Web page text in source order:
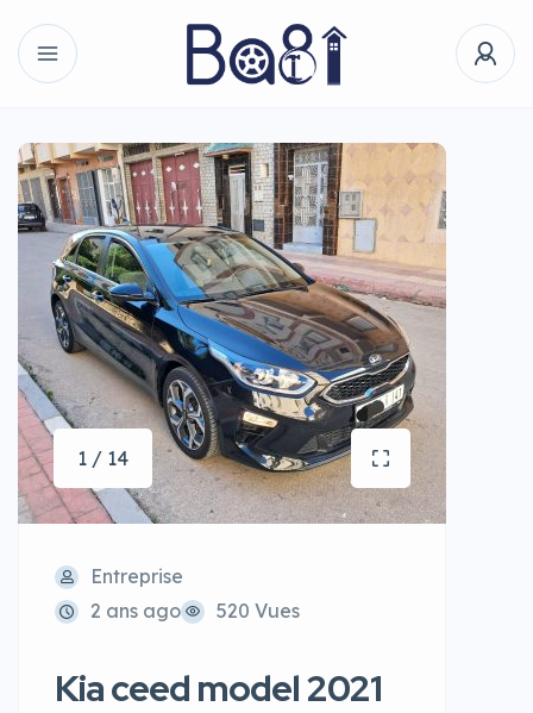
1 / 14
Entreprise
2 ans ago
520 Vues
Kia ceed model 2021